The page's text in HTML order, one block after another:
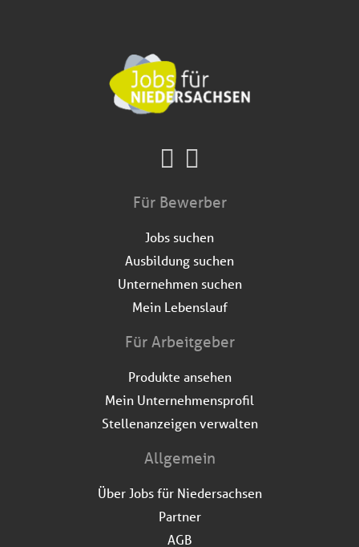
Für Bewerber
Jobs suchen
Ausbildung suchen
Unternehmen suchen
Mein Lebenslauf
Für Arbeitgeber
Produkte ansehen
Mein Unternehmensprofil
Stellenanzeigen verwalten
Allgemein
Über Jobs für Niedersachsen
Partner
AGB